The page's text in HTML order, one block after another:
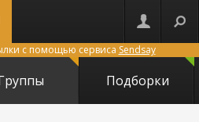
с помощью сервиса Sendsay
Подборки